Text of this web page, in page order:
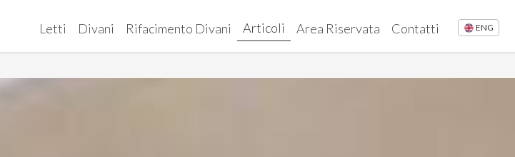
Letti Divani Rifacimento Divani Articoli Area Riservata Contatti ENG